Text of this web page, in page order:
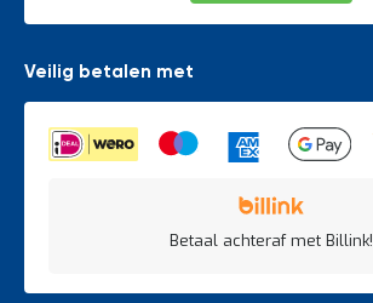
Veilig betalen met
Betaal achteraf met Billink!